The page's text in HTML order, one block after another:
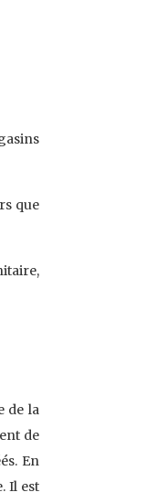
que
de la
de
En
Il est